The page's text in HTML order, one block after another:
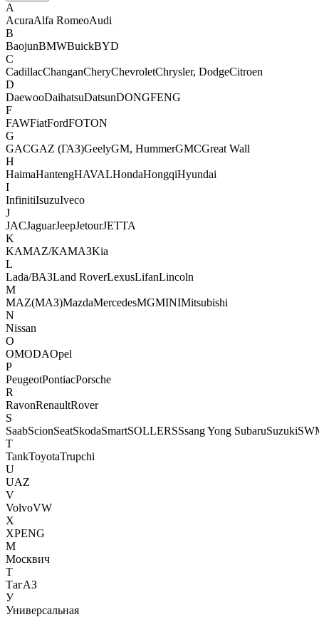
A
AcuraAlfa RomeoAudi
B
BaojunBMWBuickBYD
C
CadillacChanganCheryChevroletChrysler, DodgeCitroen
D
DaewooDaihatsuDatsunDONGFENG
F
FAWFiatFordFOTON
G
GACGAZ (ГАЗ)GeelyGM, HummerGMСGreat Wall
H
HaimaHantengHAVALHondaHongqiHyundai
I
InfinitiIsuzuIveco
J
JACJaguarJeepJetourJETTA
K
KAMAZ/КАМАЗKia
L
Lada/ВАЗLand RoverLexusLifanLincoln
M
MAZ(МАЗ)MazdaMercedesMGMINIMitsubishi
N
Nissan
O
OMODAOpel
P
PeugeotPontiacPorsche
R
RavonRenaultRover
S
SaabScionSeatSkodaSmartSOLLERSSsang Yong SubaruSuzuki
T
TankToyotaTrupchi
U
UAZ
V
VolvoVW
X
XPENG
М
Москвич
Т
ТагАЗ
У
Универсальная